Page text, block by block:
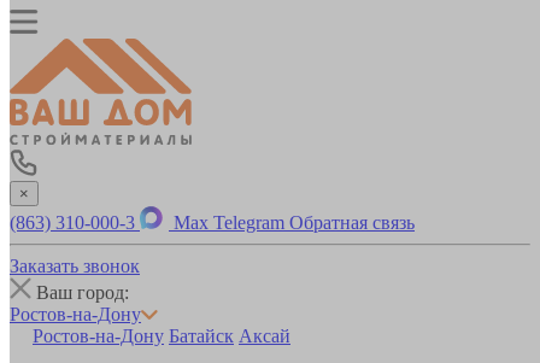
×
(863) 310-000-3 Max Telegram Обратная связь
Заказать звонок
Ваш город:
Ростов-на-Дону
Ростов-на-Дону Батайск Аксай